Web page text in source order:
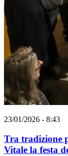
23/01/2026 - 8:43
Tra tradizione
Vitale la festa